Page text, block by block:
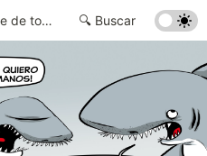
Esta historia tiene de todo: «sexo, drogas e histotrofía lipídica»